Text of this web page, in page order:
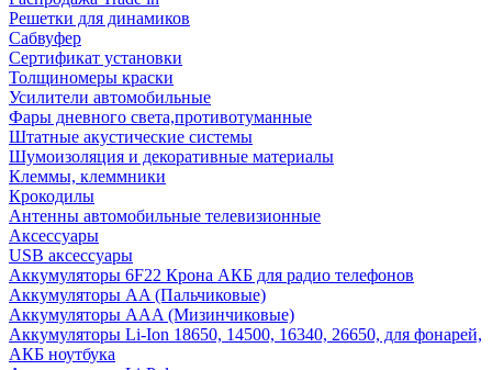
Решетки для динамиков
Сабвуфер
Сертификат установки
Толщиномеры краски
Усилители автомобильные
Фары дневного света,противотуманные
Штатные акустические системы
Шумоизоляция и декоративные материалы
Клеммы, клеммники
Крокодилы
Антенны автомобильные телевизионные
Аксессуары
USB аксессуары
Аккумуляторы 6F22 Крона АКБ для радио телефонов
Аккумуляторы AA (Пальчиковые)
Аккумуляторы AAA (Мизинчиковые)
Аккумуляторы Li-Ion 18650, 14500, 16340, 26650, для фонарей,
АКБ ноутбука